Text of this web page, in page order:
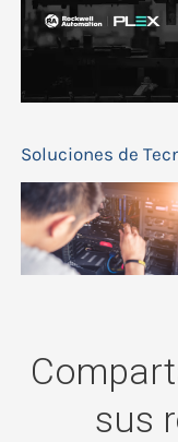
Soluciones de
sus